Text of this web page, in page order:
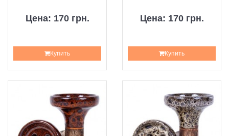
Цена: 170 грн.
Купить
Цена: 170 грн.
Купить